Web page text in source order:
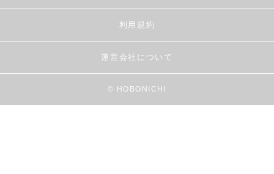
利用規約
運営会社について
© HOBONICHI